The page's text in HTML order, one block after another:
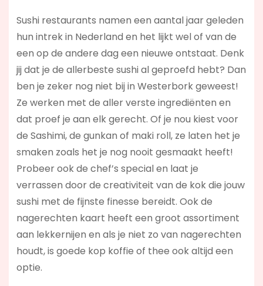
Sushi restaurants namen een aantal jaar geleden
hun intrek in Nederland en het lijkt wel of van de
een op de andere dag een nieuwe ontstaat. Denk
jij dat je de allerbeste sushi al geproefd hebt? Dan
ben je zeker nog niet bij in Westerbork geweest!
Ze werken met de aller verste ingrediënten en
dat proef je aan elk gerecht. Of je nou kiest voor
de Sashimi, de gunkan of maki roll, ze laten het je
smaken zoals het je nog nooit gesmaakt heeft!
Probeer ook de chef’s special en laat je
verrassen door de creativiteit van de kok die jouw
sushi met de fijnste finesse bereidt. Ook de
nagerechten kaart heeft een groot assortiment
aan lekkernijen en als je niet zo van nagerechten
houdt, is goede kop koffie of thee ook altijd een
optie.